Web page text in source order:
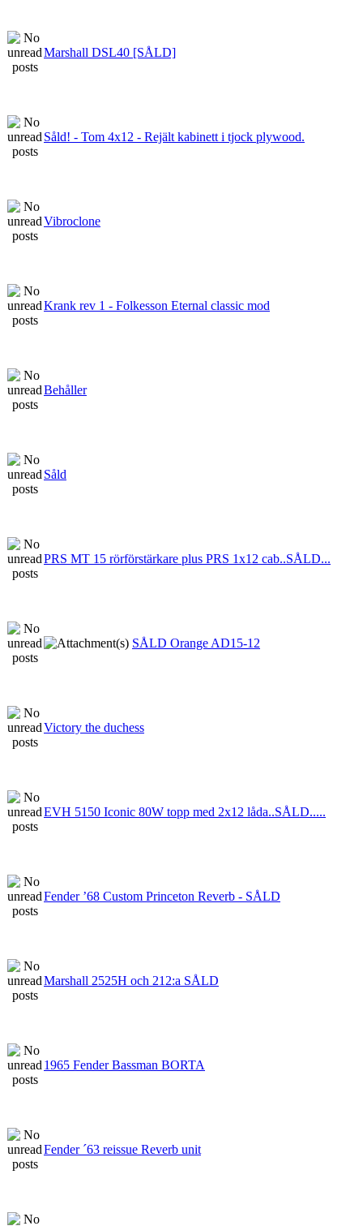
Marshall DSL40 [SÅLD]
Såld! - Tom 4x12 - Rejält kabinett i tjock plywood.
Vibroclone
Krank rev 1 - Folkesson Eternal classic mod
Behåller
Såld
PRS MT 15 rörförstärkare plus PRS 1x12 cab..SÅLD...
SÅLD Orange AD15-12
Victory the duchess
EVH 5150 Iconic 80W topp med 2x12 låda..SÅLD.....
Fender ’68 Custom Princeton Reverb - SÅLD
Marshall 2525H och 212:a SÅLD
1965 Fender Bassman BORTA
Fender ´63 reissue Reverb unit